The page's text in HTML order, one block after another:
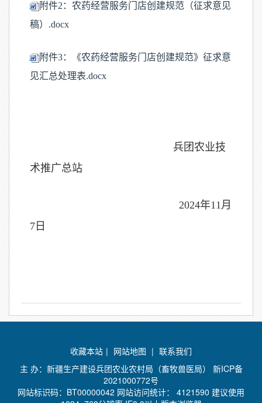
附件2：农药经营服务门店创建规范（征求意见
稿）.docx
附件3：《农药经营服务门店创建规范》征求意
见汇总处理表.docx
兵团农业技
术推广总站
2024年11月
7日
收藏本站 | 网站地图 | 联系我们
主 办：新疆生产建设兵团农业农村局（畜牧兽医局） 新ICP备
2021000772号
网站标识码：BT00000042 网站访问统计： 4121590 建议使用